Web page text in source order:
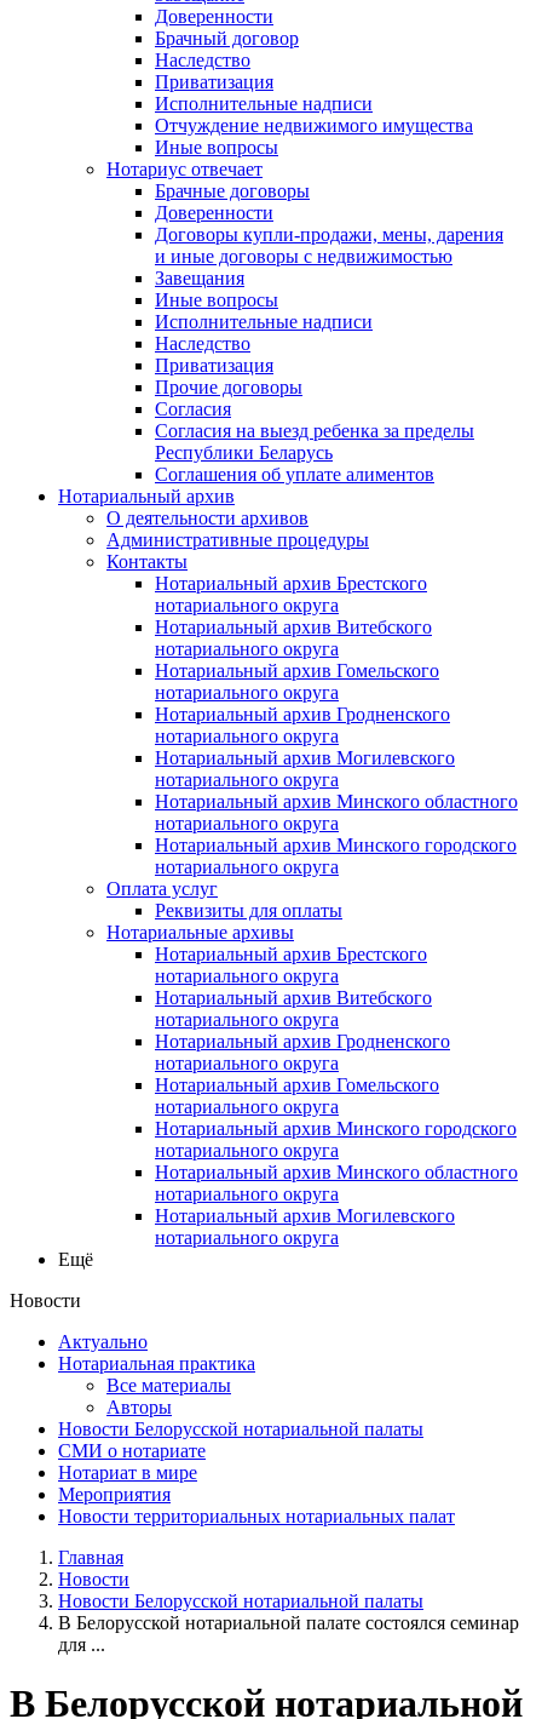
Доверенности
Брачный договор
Наследство
Приватизация
Исполнительные надписи
Отчуждение недвижимого имущества
Иные вопросы
Нотариус отвечает
Брачные договоры
Доверенности
Договоры купли-продажи, мены, дарения
и иные договоры с недвижимостью
Завещания
Иные вопросы
Исполнительные надписи
Наследство
Приватизация
Прочие договоры
Согласия
Согласия на выезд ребенка за пределы
Республики Беларусь
Соглашения об уплате алиментов
Нотариальный архив
О деятельности архивов
Административные процедуры
Контакты
Нотариальный архив Брестского
нотариального округа
Нотариальный архив Витебского
нотариального округа
Нотариальный архив Гомельского
нотариального округа
Нотариальный архив Гродненского
нотариального округа
Нотариальный архив Могилевского
нотариального округа
Нотариальный архив Минского областного
нотариального округа
Нотариальный архив Минского городского
нотариального округа
Оплата услуг
Реквизиты для оплаты
Нотариальные архивы
Нотариальный архив Брестского
нотариального округа
Нотариальный архив Витебского
нотариального округа
Нотариальный архив Гродненского
нотариального округа
Нотариальный архив Гомельского
нотариального округа
Нотариальный архив Минского городского
нотариального округа
Нотариальный архив Минского областного
нотариального округа
Нотариальный архив Могилевского
нотариального округа
Ещё
Новости
Актуально
Нотариальная практика
Все материалы
Авторы
Новости Белорусской нотариальной палаты
СМИ о нотариате
Нотариат в мире
Мероприятия
Новости территориальных нотариальных палат
Главная
Новости
Новости Белорусской нотариальной палаты
В Белорусской нотариальной палате состоялся семинар
для ...
В Белорусской нотариальной